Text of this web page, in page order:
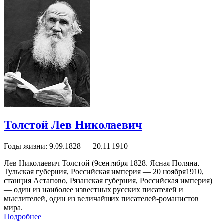
Толстой Лев Николаевич
Годы жизни: 9.09.1828 — 20.11.1910
Лев Николаевич Толстой (9сентября 1828, Ясная Поляна,
Тульская губерния, Российская империя — 20 ноября1910,
станция Астапово, Рязанская губерния, Российская империя)
— один из наиболее известных русских писателей и
мыслителей, один из величайших писателей-романистов
мира.
Подробнее